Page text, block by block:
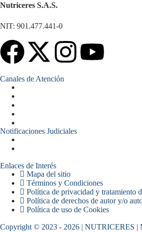
Nutriceres S.A.S.
NIT: 901.477.441-0
Canales de Atención
Notificaciones Judiciales
Enlaces de Interés
Mapa del sitio
Términos y Condiciones
Política de privacidad y tratamiento
Política de derechos de autor y/o
Política de uso de Cookies
Copyright © 2023 - 2026 | NUTRICERES |